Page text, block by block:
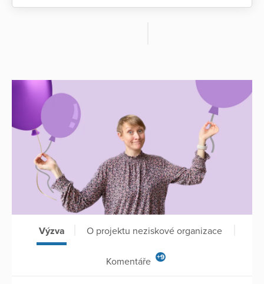
Výzva O projektu neziskové organizace
Komentáře +9